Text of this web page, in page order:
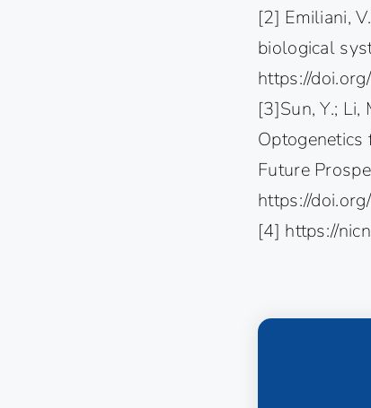
[2] Emiliani,
biological
https://
[3]Sun, Y.; Li,
Optogenetics
Future
https://
[4] https://